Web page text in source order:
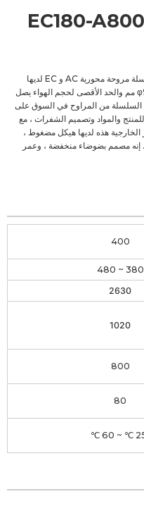
EC180-
المستخدمة في المكثف منخفضة الضوضاء سلسلة مروحة محورية AC و EC لديها
أداء ممتاز ، مع قطر يتراوح من 200 إلى φ900 مم والحد الأقصى لحجم الهواء يصل
هذه السلسلة من المراوح في السوق على
والمواد وتصميم الشفرات ، مع
الخارجية هذه لديها هيكل مضغوط ،
إنه مصمم بضوضاء منخفضة ، وعمر
400
380 ~ 480
2630
1020
800
80